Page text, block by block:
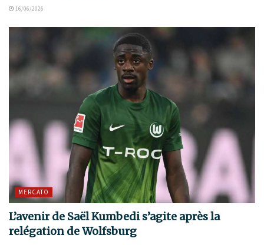
16/06/2026
MERCATO
L’avenir de Saël Kumbedi s’agite après la
relégation de Wolfsburg